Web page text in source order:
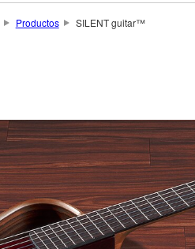
Productos SILENT guitar™